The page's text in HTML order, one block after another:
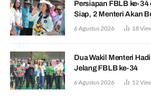
Persiapan FBLB ke-34
Siap, 2 Menteri Akan
6 Agustus 2026 18
Dua Wakil Menteri
Jelang FBLB ke-34
6 Agustus 2026 12